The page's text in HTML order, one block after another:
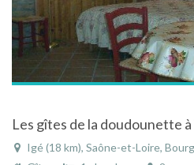
Igé (18 km), Saône-et-Loire, Bourgogne,